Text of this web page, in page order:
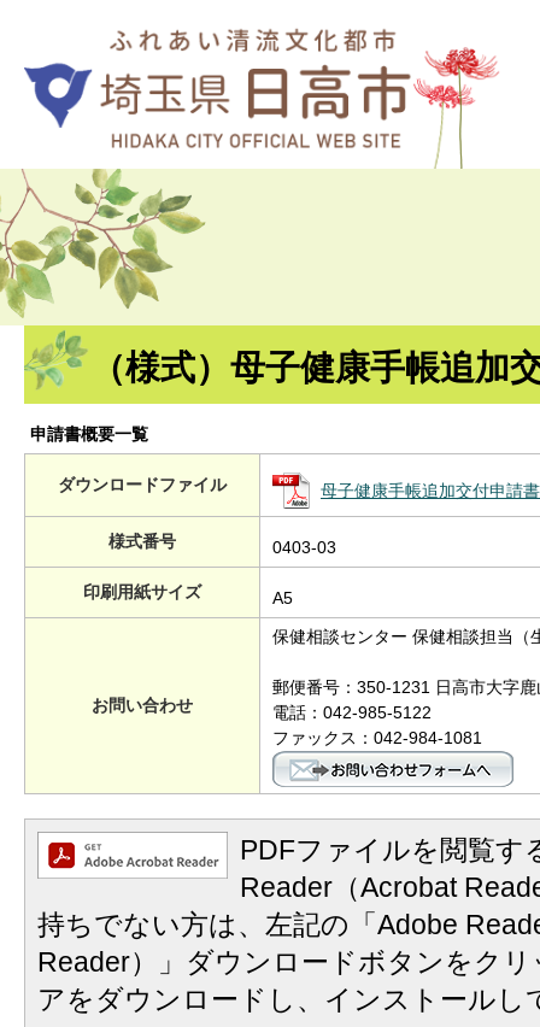
（様式）母子健康手帳追加
申請書概要一覧
ダウンロードファイル 母子健康手帳追加交付申請
様式番号 0403-03
印刷用紙サイズ A5
お問い合わせ
保健相談センター 保健相談担当（
郵便番号：350-1231 日高市大字
電話：042-985-5122
ファックス：042-984-1081
PDFファイルを閲覧す
Reader（Acrobat
持ちでない方は、左記の「Adobe
Reader）」ダウンロードボタンをク
アをダウンロードし、インストールし